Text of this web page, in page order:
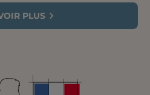
PLUS